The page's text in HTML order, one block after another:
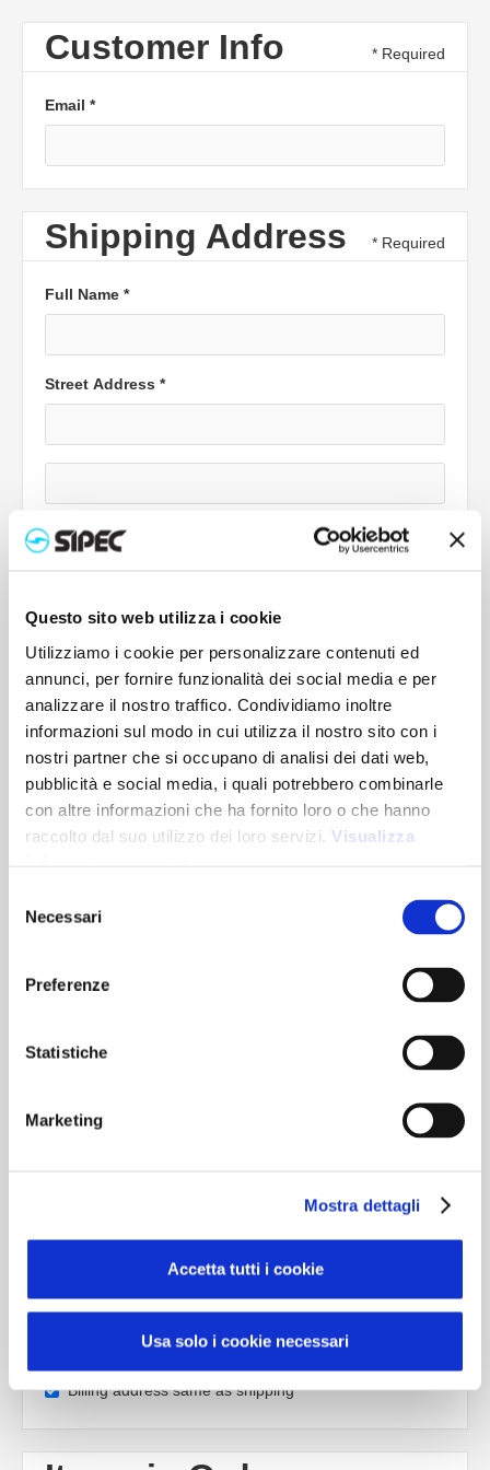
Questo sito web utilizza i cookie
Utilizziamo i cookie per personalizzare contenuti ed
annunci, per fornire funzionalità dei social media e per
analizzare il nostro traffico. Condividiamo inoltre
informazioni sul modo in cui utilizza il nostro sito con i
nostri partner che si occupano di analisi dei dati web,
pubblicità e social media, i quali potrebbero combinarle
con altre informazioni che ha fornito loro o che hanno
raccolto dal suo utilizzo dei loro servizi. Visualizza
delNecessari
Preferenze
Statistiche
Marketing
Mostra dettagli
Accetta tutti i cookie
Usa solo i cookie necessari
Customer Info * Required
Email *
Shipping Address * Required
Full Name *
Street Address *
City *
State/Province
Zip/Postal Code *
Country *
Shipping Method
$ 0.00 USD
Payment Info * Required
Card Number *
Security Code *
Billing address same as shipping